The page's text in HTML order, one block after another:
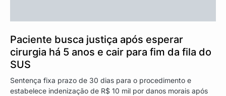
Paciente busca justiça após esperar
cirurgia há 5 anos e cair para fim da fila do
SUS
Sentença fixa prazo de 30 dias para o procedimento e
estabelece indenização de R$ 10 mil por danos morais após